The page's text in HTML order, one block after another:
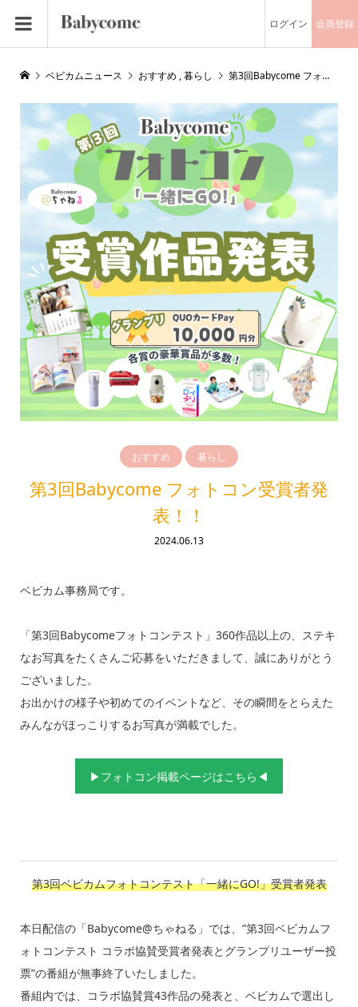
ログイン 会員登録
ベビカムニュース おすすめ ,暮らし 第3回Babycome フォトコン受賞者発表！！
おすすめ 暮らし
第3回Babycome フォトコン受賞者発
表！！
2024.06.13
ベビカム事務局です。
「第3回Babycomeフォトコンテスト」360作品以上の、ステキ
なお写真をたくさんご応募をいただきまして、誠にありがとう
ございました。
お出かけの様子や初めてのイベントなど、その瞬間をとらえた
みんながほっこりするお写真が満載でした。
▶フォトコン掲載ページはこちら◀
第3回ベビカムフォトコンテスト「一緒にGO!」受賞者発表
本日配信の「Babycome@ちゃねる」では、”第3回ベビカムフ
ォトコンテスト コラボ協賛受賞者発表とグランプリユーザー投
票”の番組が無事終了いたしました。
番組内では、コラボ協賛賞43作品の発表と、ベビカムで選出し